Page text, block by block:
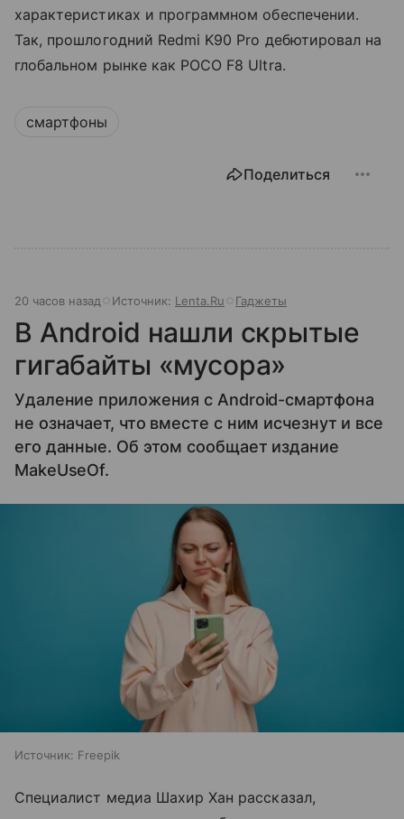
характеристиках и программном обеспечении.
Так, прошлогодний Redmi K90 Pro дебютировал на
глобальном рынке как POCO F8 Ultra.
смартфоны
Поделиться
20 часов назад Источник: Lenta.Ru Гаджеты
В Android нашли скрытые
гигабайты «мусора»
Удаление приложения с Android-смартфона
не означает, что вместе с ним исчезнут и все
его данные. Об этом сообщает издание
MakeUseOf.
Источник: Freepik
Специалист медиа Шахир Хан рассказал,